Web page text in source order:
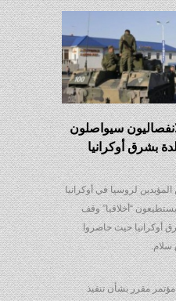
سيواصلون
في أوكرانيا
وقف
حيث حاصروا
تنفيذ